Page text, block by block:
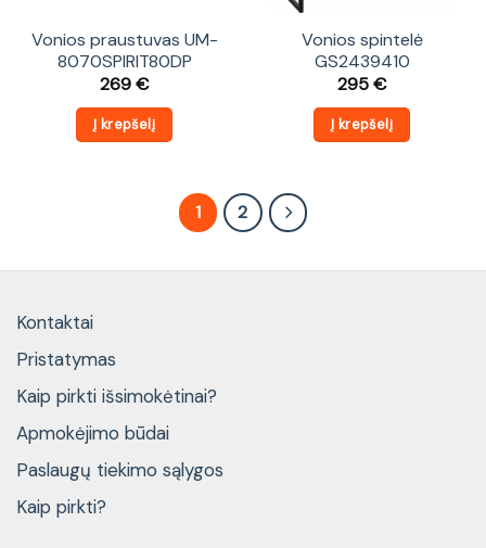
Vonios praustuvas UM-
8070SPIRIT80DP
269€
Į krepšelį
Vonios spintelė
GS2439410
295€
Į krepšelį
1 2
Kontaktai
Pristatymas
Kaip pirkti išsimokėtinai?
Apmokėjimo būdai
Paslaugų tiekimo sąlygos
Kaip pirkti?